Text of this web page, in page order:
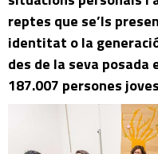
reptes que se’ls
identitat o la
des de la seva
187.007 persones